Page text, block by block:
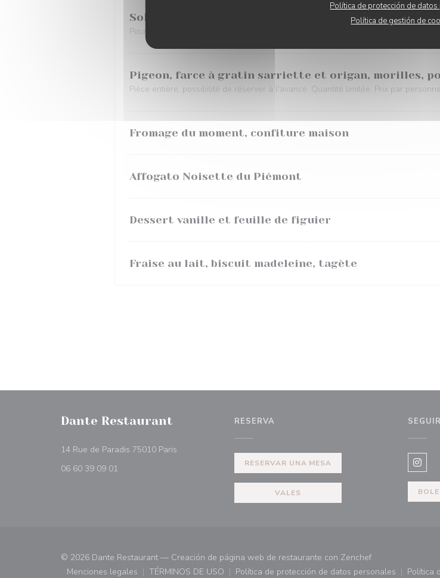
Política de protección de
Política de gestión de
Sole Meunière, pomme de terre nouvelle et épinards
Pour 2 personnes. Produit en quantité limitée. Possibilité de réserver à l'avance.
Pigeon, farce à gratin sarriette et origan, morilles,
Pièce entière, possibilité de réserver à l'avance. Quantité limitée. Prix par
Fromage du moment, confiture maison
Affogato Noisette du Piémont
Dessert vanille et feuille de figuier
Fraise au lait, biscuit madeleine, tagète
Dante Restaurant
14 Rue de Paradis 75010 Paris
06 60 39 09 01
RESERVA
RESERVAR UNA MESA
VALES
© 2026 Dante Restaurant — Creación de página web de restaurante con Zenchef((abre en una
Menciones legales
TÉRMINOS DE USO Política de protección de datos personales Política